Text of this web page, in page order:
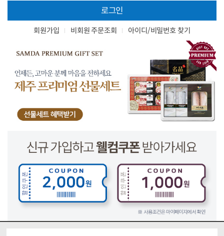
로그인
회원가입 비회원 주문조회 아이디/비밀번호 찾기